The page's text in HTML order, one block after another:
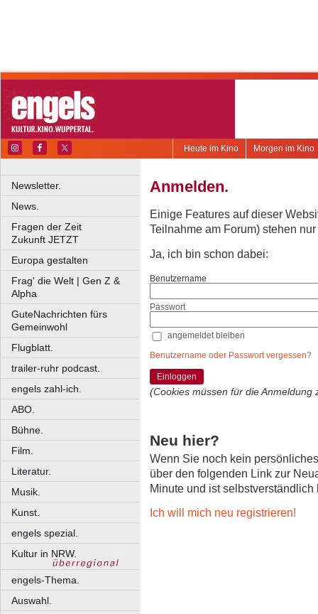
Morgen im Kino
Heute im Kino
Newsletter.
News.
Fragen der Zeit
Zukunft JETZT
Europa gestalten
Frag' die Welt | Gen Z &
Alpha
GuteNachrichten fürs
Gemeinwohl
Flugblatt.
trailer-ruhr podcast.
engels zahl-ich.
ABO.
Bühne.
Film.
Literatur.
Musik.
Kunst.
engels spezial.
Kultur in NRW.
engels-Thema.
Auswahl.
Anmelden.
Einige Features auf dieser
Teilnahme am Forum) stehen
Ja, ich bin schon dabei:
Benutzername
Passwort
angemeldet bleiben
Benutzername oder Passwort vergessen?
Einloggen
(Cookies müssen für die Anmeldung
Neu hier?
Wenn Sie noch kein
über den folgenden Link zur
Minute und ist selbstverständlich
Ich will mich neu registrieren!